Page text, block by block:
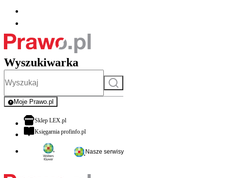
Wyszukiwarka
Szukaj
Moje Prawo.pl
- rejestracja i logowanie do serwisu
Sklep LEX.plotwiera się w nowej karcie
Księgarnia profinfo.plotwiera się w nowej karcie
Nasze serwisy